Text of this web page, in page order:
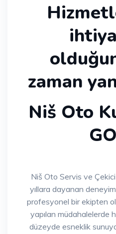
zaman
Niš Oto
Niš Oto Servis ve
yıllara dayanan
profesyonel bir ekipten
yapılan müdahalelerde
düzeyde esneklik